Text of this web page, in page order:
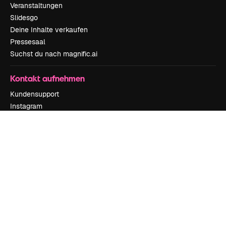
Veranstaltungen
Slidesgo
Deine Inhalte verkaufen
Pressesaal
Suchst du nach magnific.ai
Kontakt aufnehmen
Kundensupport
Instagram